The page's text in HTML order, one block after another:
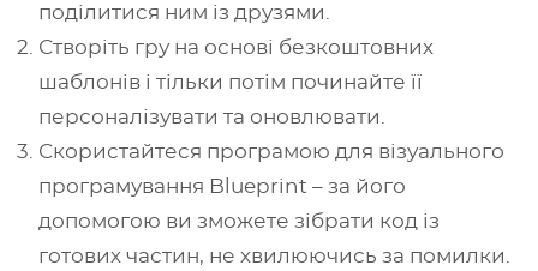
поділитися ним із друзями.
Створіть гру на основі безкоштовних
шаблонів і тільки потім починайте її
персоналізувати та оновлювати.
Скористайтеся програмою для візуального
програмування Blueprint – за його
допомогою ви зможете зібрати код із
готових частин, не хвилюючись за помилки.